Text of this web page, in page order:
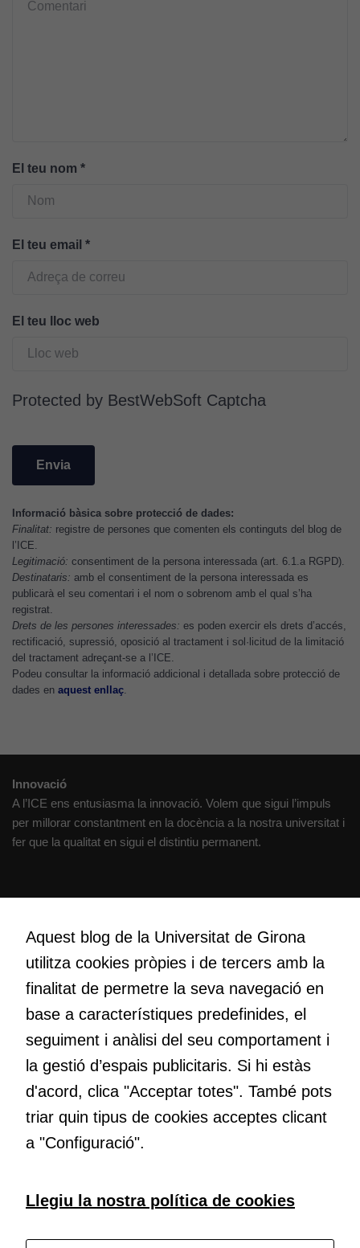
El teu nom *
El teu email *
El teu lloc web
Protected by BestWebSoft Captcha
Informació bàsica sobre protecció de dades:
Finalitat: registre de persones que comenten els continguts del blog de
l’ICE.
Legitimació: consentiment de la persona interessada (art. 6.1.a RGPD).
Destinataris: amb el consentiment de la persona interessada es
publicarà el seu comentari i el nom o sobrenom amb el qual s’ha
registrat.
Drets de les persones interessades: es poden exercir els drets d’accés,
rectificació, supressió, oposició al tractament i sol·licitud de la limitació
del tractament adreçant-se a l’ICE.
Podeu consultar la informació addicional i detallada sobre protecció de
dades en aquest enllaç
Innovació
A l’ICE ens entusiasma la innovació. Volem que sigui l’impuls
per millorar constantment en la docència a la nostra universitat i
fer que la qualitat en sigui el distintiu permanent.
Volem crear espais de reflexió i de debat, espais on qüestionar-
nos el que estem fent, atrevir-nos a pensar noves i millors
maneres de fer-ho i generar plegats idees innovadores.
Educació
transformació. Volem contribuir a millorar-la impulsant
metodologies docents actives i ambients d’aprenentatge
dinàmics.
Subscriu-te al butlletí
Configura les cookies
Aquest blog de la Universitat de Girona
utilitza cookies pròpies i de tercers amb la
finalitat de permetre la seva navegació en
base a característiques predefinides, el
seguiment i anàlisi del seu comportament i
la gestió d’espais publicitaris. Si hi estàs
d'acord, clica "Acceptar totes". També pots
triar quin tipus de cookies acceptes clicant
a "Configuració".
Llegiu la nostra política de cookies
Aquestes
cookies no
lloc web
Cookies
Utilitzem
Google
del lloc
web, en
funció de
d'experiència
Per tal que el
nostre lloc web
tingui el millor
rendiment
possible durant
Si rebutgeu
aquestes
desapareixeran
del lloc web.